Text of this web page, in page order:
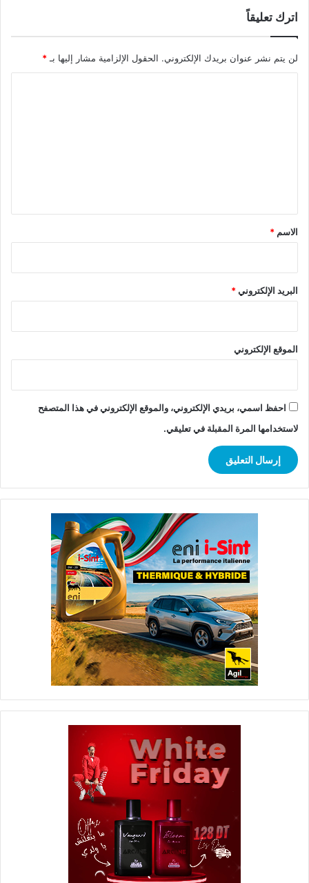
اترك تعليقاً
لن يتم نشر عنوان بريدك الإلكتروني. الحقول الإلزامية مشار إليها بـ*
*
الاسم *
البريد الإلكتروني*
الموقع الإلكتروني
احفظ اسمي، بريدي الإلكتروني، والموقع الإلكتروني في هذا المتصفح
لاستخدامها المرة المقبلة في تعليقي.